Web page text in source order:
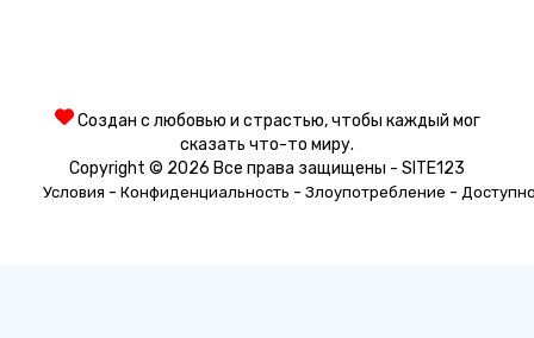
Создан с любовью и страстью, чтобы каждый мог
сказать что-то миру.
Copyright © 2026 Все права защищены - SITE123
Условия - Конфиденциальность - Злоупотребление -